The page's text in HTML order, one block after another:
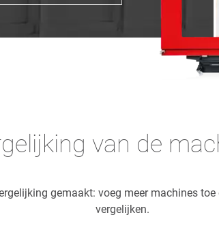
van de
gemaakt: voeg meer machines
vergelijken.